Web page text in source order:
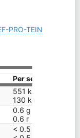
PRO-TEIN
Per serving (35 г)
551 kJ/
130 kcal
0.6 g
0.6 г
< 0.5 г